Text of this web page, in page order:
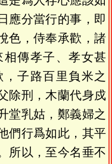
應分當行的事，即
色，侍奉承歡，諸
傳孝子、孝女甚
子路百里負米之
除刑，木蘭代身戍
堂乳姑，鄭義婦之
們行爲如此，其平
所以，至今名垂不